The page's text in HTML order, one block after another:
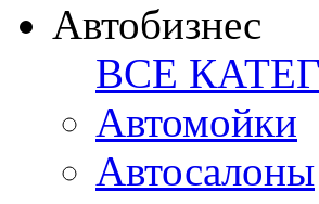
Автобизнес
ВСЕ
Автомойки
Автосалоны